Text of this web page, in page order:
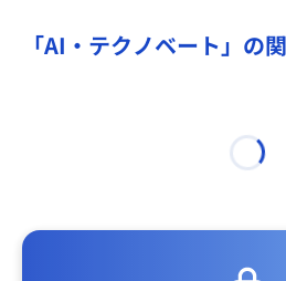
「AI・テクノベート」の